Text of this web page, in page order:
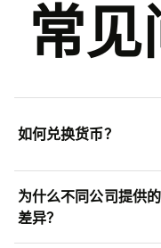
常见
如何兑换货币？
为什么不同公司提供
差异？